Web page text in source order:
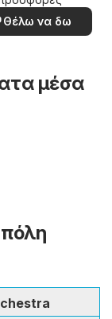
Θέλω να δω
μέσα